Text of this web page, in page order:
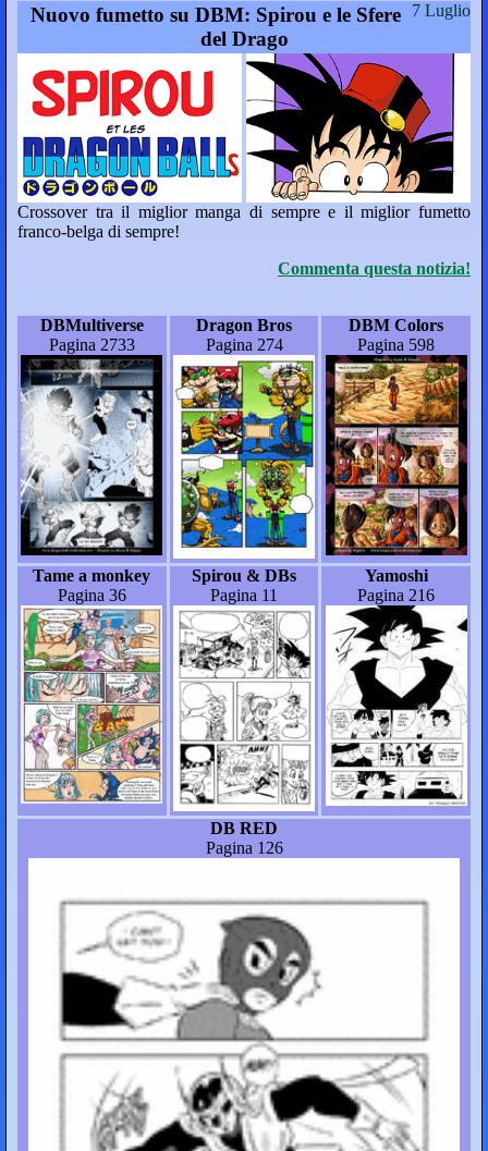
7 Luglio
Nuovo fumetto su DBM: Spirou e le Sfere
del Drago
Crossover tra il miglior manga di sempre e il miglior fumetto
franco-belga di sempre!
Commenta questa notizia!
DBMultiverse
Pagina 2733
Dragon Bros
Pagina 274
DBM Colors
Pagina 598
Tame a monkey
Pagina 36
Spirou & DBs
Pagina 11
Yamoshi
Pagina 216
DB RED
Pagina 126